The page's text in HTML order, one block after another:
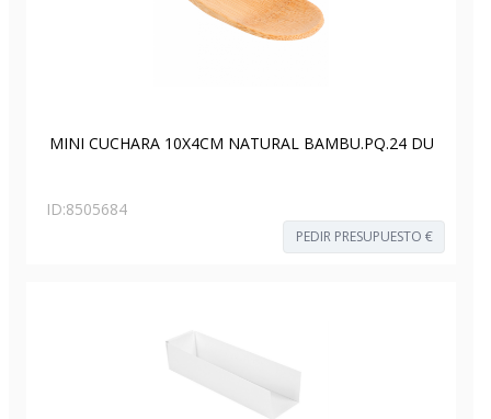
MINI CUCHARA 10X4CM NATURAL BAMBU.PQ.24 DU
ID:8505684
PEDIR PRESUPUESTO €